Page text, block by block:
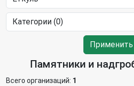
Применить
Памятники и
Всего организаций: 1